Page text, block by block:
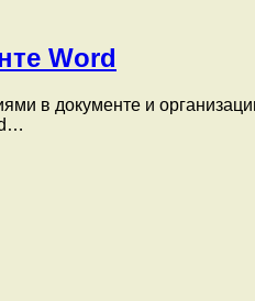
Word
в документе и